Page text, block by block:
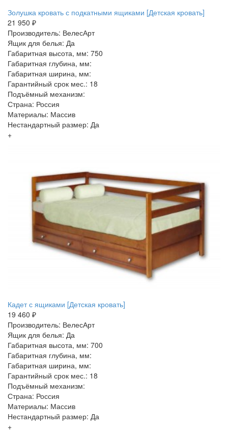
Золушка кровать с подкатными ящиками [Детская кровать]
21 950 ₽
Производитель: ВелесАрт
Ящик для белья: Да
Габаритная высота, мм: 750
Габаритная глубина, мм:
Габаритная ширина, мм:
Гарантийный срок мес.: 18
Подъёмный механизм:
Страна: Россия
Материалы: Массив
Нестандартный размер: Да
+
Кадет с ящиками [Детская кровать]
19 460 ₽
Производитель: ВелесАрт
Ящик для белья: Да
Габаритная высота, мм: 700
Габаритная глубина, мм:
Габаритная ширина, мм:
Гарантийный срок мес.: 18
Подъёмный механизм:
Страна: Россия
Материалы: Массив
Нестандартный размер: Да
+